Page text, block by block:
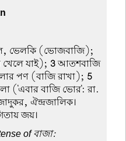
ভেলকি (ভোজবাজি);
যাই); 3আতশবাজি
পণ (বাজি রাখা); 5
('এবার বাজি ভোর': রা.
ঐন্দ্রজালিক।
জয়।
of বাজা: